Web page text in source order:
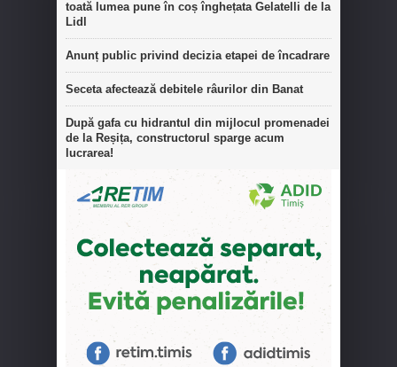
toată lumea pune în coș înghețata Gelatelli de la
Lidl
Anunț public privind decizia etapei de încadrare
Seceta afectează debitele râurilor din Banat
După gafa cu hidrantul din mijlocul promenadei
de la Reșița, constructorul sparge acum
lucrarea!